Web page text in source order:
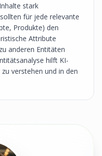
stark
für jede relevante
Produkte) den
Attribute
anderen Entitäten
hilft KI-
verstehen und in den